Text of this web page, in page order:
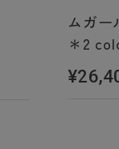
ムガー
＊2